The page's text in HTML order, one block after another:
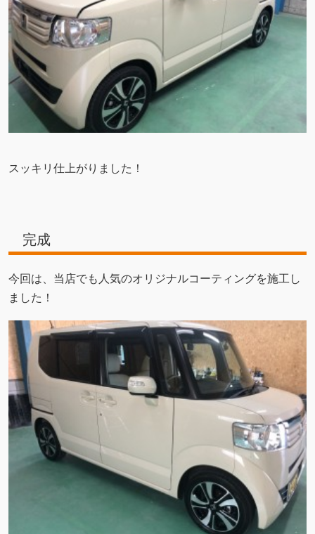
スッキリ仕上がりました！
完成
今回は、当店でも人気のオリジナルコーティングを施工し
ました！